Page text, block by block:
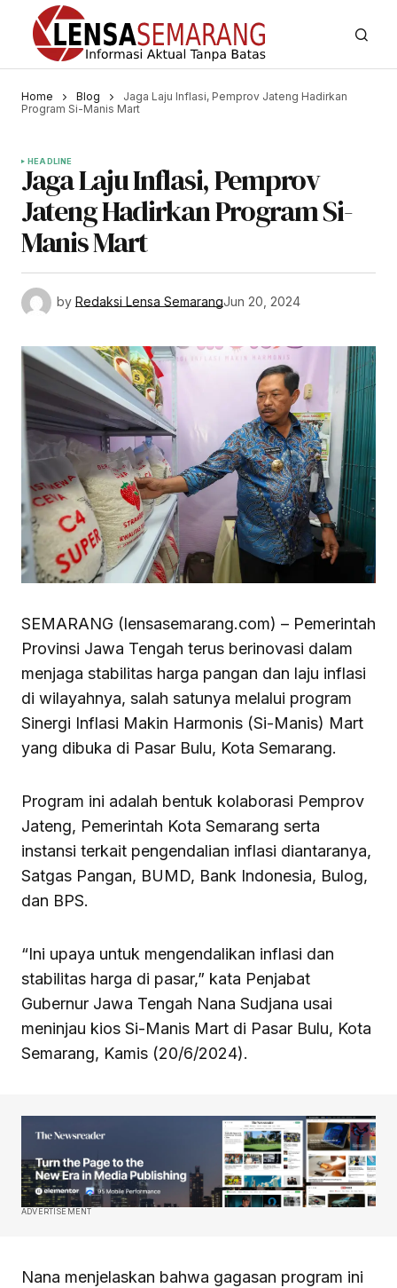
Home Blog
Jaga Laju Inflasi, Pemprov Jateng Hadirkan
Program Si-Manis Mart
HEADLINE
Jaga Laju Inflasi, Pemprov
Jateng Hadirkan Program Si-
Manis Mart
by Redaksi Lensa SemarangJun 20, 2024
SEMARANG (lensasemarang.com) – Pemerintah
Provinsi Jawa Tengah terus berinovasi dalam
menjaga stabilitas harga pangan dan laju inflasi
di wilayahnya, salah satunya melalui program
Sinergi Inflasi Makin Harmonis (Si-Manis) Mart
yang dibuka di Pasar Bulu, Kota Semarang.
Program ini adalah bentuk kolaborasi Pemprov
Jateng, Pemerintah Kota Semarang serta
instansi terkait pengendalian inflasi diantaranya,
Satgas Pangan, BUMD, Bank Indonesia, Bulog,
dan BPS.
“Ini upaya untuk mengendalikan inflasi dan
stabilitas harga di pasar,” kata Penjabat
Gubernur Jawa Tengah Nana Sudjana usai
meninjau kios Si-Manis Mart di Pasar Bulu, Kota
Semarang, Kamis (20/6/2024).
ADVERTISEMENT
Nana menjelaskan bahwa gagasan program ini